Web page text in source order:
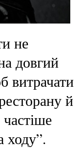
не
довгий
витрачати
й
ходу”.